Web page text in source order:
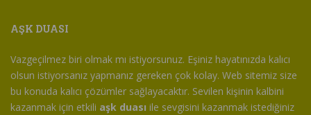
AŞK DUASI
Vazgeçilmez biri olmak mı istiyorsunuz. Eşiniz hayatınızda kalıcı
olsun istiyorsanız yapmanız gereken çok kolay. Web sitemiz size
bu konuda kalıcı çözümler sağlayacaktır. Sevilen kişinin kalbini
kazanmak için etkili aşk duası ile sevgisini kazanmak istediğiniz